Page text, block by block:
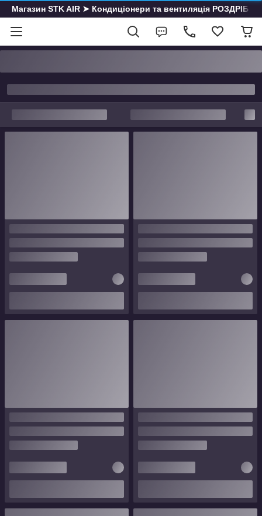
Магазин STK AIR ➤ Кондиціонери та вентиляція РОЗДРІБ